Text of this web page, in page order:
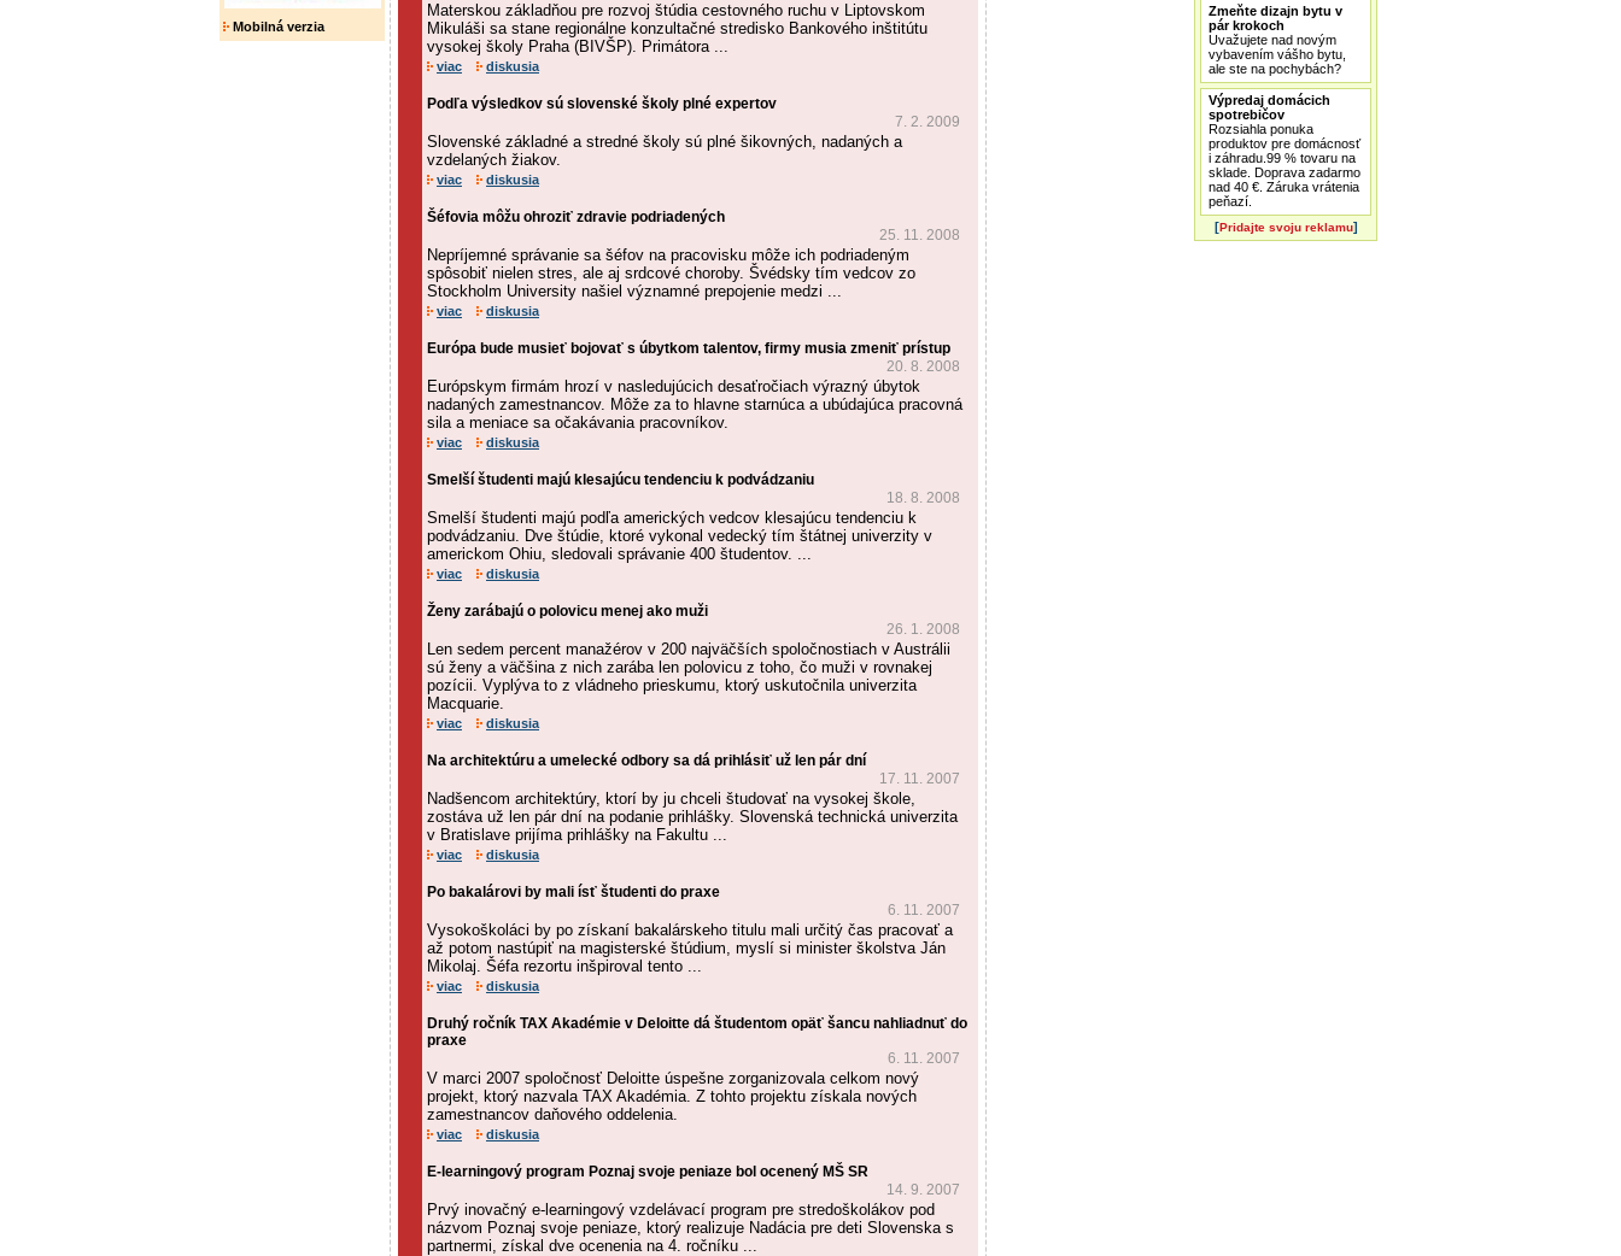
Mobilná verzia
Materskou základňou pre rozvoj štúdia cestovného ruchu v Liptovskom
Mikuláši sa stane regionálne konzultačné stredisko Bankového inštitútu
vysokej školy Praha (BIVŠP). Primátora ...
viac diskusia
Podľa výsledkov sú slovenské školy plné expertov
7. 2. 2009
Slovenské základné a stredné školy sú plné šikovných, nadaných a
vzdelaných žiakov.
viac diskusia
Šéfovia môžu ohroziť zdravie podriadených
25. 11. 2008
Nepríjemné správanie sa šéfov na pracovisku môže ich podriadeným
spôsobiť nielen stres, ale aj srdcové choroby. Švédsky tím vedcov zo
Stockholm University našiel významné prepojenie medzi ...
viac diskusia
Európa bude musieť bojovať s úbytkom talentov, firmy musia zmeniť prístup
20. 8. 2008
Európskym firmám hrozí v nasledujúcich desaťročiach výrazný úbytok
nadaných zamestnancov. Môže za to hlavne starnúca a ubúdajúca pracovná
sila a meniace sa očakávania pracovníkov.
viac diskusia
Smelší študenti majú klesajúcu tendenciu k podvádzaniu
18. 8. 2008
Smelší študenti majú podľa amerických vedcov klesajúcu tendenciu k
podvádzaniu. Dve štúdie, ktoré vykonal vedecký tím štátnej univerzity v
americkom Ohiu, sledovali správanie 400 študentov. ...
viac diskusia
Ženy zarábajú o polovicu menej ako muži
26. 1. 2008
Len sedem percent manažérov v 200 najväčších spoločnostiach v Austrálii
sú ženy a väčšina z nich zarába len polovicu z toho, čo muži v rovnakej
pozícii. Vyplýva to z vládneho prieskumu, ktorý uskutočnila univerzita
Macquarie.
viac diskusia
Na architektúru a umelecké odbory sa dá prihlásiť už len pár dní
17. 11. 2007
Nadšencom architektúry, ktorí by ju chceli študovať na vysokej škole,
zostáva už len pár dní na podanie prihlášky. Slovenská technická univerzita
v Bratislave prijíma prihlášky na Fakultu ...
viac diskusia
Po bakalárovi by mali ísť študenti do praxe
6. 11. 2007
Vysokoškoláci by po získaní bakalárskeho titulu mali určitý čas pracovať a
až potom nastúpiť na magisterské štúdium, myslí si minister školstva Ján
Mikolaj. Šéfa rezortu inšpiroval tento ...
viac diskusia
Druhý ročník TAX Akadémie v Deloitte dá študentom opäť šancu nahliadnuť do
praxe
6. 11. 2007
V marci 2007 spoločnosť Deloitte úspešne zorganizovala celkom nový
projekt, ktorý nazvala TAX Akadémia. Z tohto projektu získala nových
zamestnancov daňového oddelenia.
viac diskusia
E-learningový program Poznaj svoje peniaze bol ocenený MŠ SR
14. 9. 2007
Prvý inovačný e-learningový vzdelávací program pre stredoškolákov pod
názvom Poznaj svoje peniaze, ktorý realizuje Nadácia pre deti Slovenska s
partnermi, získal dve ocenenia na 4. ročníku ...
Zmeňte dizajn bytu v
pár krokoch
Uvažujete nad novým
vybavením vášho bytu,
ale ste na pochybách?
Výpredaj domácich
spotrebičov
Rozsiahla ponuka
produktov pre domácnosť
i záhradu.99 % tovaru na
sklade. Doprava zadarmo
nad 40 €. Záruka vrátenia
peňazí.
[Pridajte svoju reklamu]